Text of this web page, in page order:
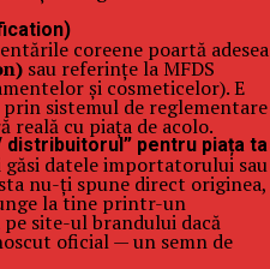
coreene poartă adesea
sau referințe la MFDS
și cosmeticelor). E
sistemul de reglementare
reală cu piața de acolo.
pentru piața ta
găsi datele importatorului sau
nu-ți spune direct originea,
la tine printr-un
site-ul brandului dacă
oficial — un semn de